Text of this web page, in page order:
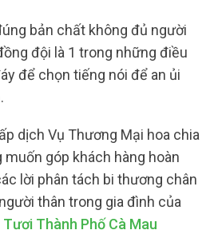
bản chất không đủ người
đội là 1 trong những điều
để chọn tiếng nói để an ủi
dịch Vụ Thương Mại hoa chia
góp khách hàng hoàn
lời phân tách bi thương chân
thân trong gia đình của
Thành Phố Cà Mau